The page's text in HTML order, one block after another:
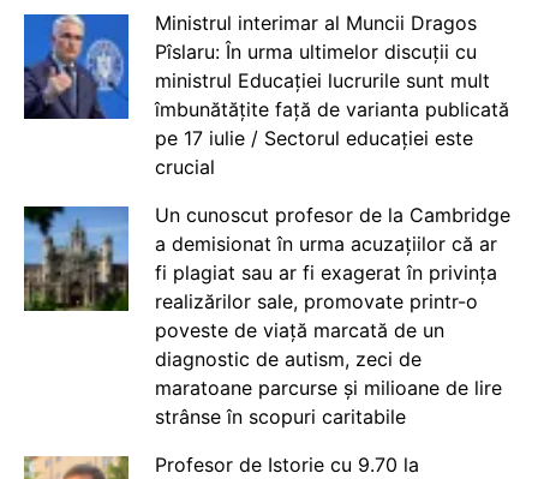
Ministrul interimar al Muncii Dragos
Pîslaru: În urma ultimelor discuții cu
ministrul Educației lucrurile sunt mult
îmbunătățite față de varianta publicată
pe 17 iulie / Sectorul educației este
crucial
Un cunoscut profesor de la Cambridge
a demisionat în urma acuzațiilor că ar
fi plagiat sau ar fi exagerat în privința
realizărilor sale, promovate printr-o
poveste de viață marcată de un
diagnostic de autism, zeci de
maratoane parcurse și milioane de lire
strânse în scopuri caritabile
Profesor de Istorie cu 9.70 la